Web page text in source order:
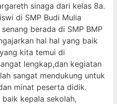
sinaga dari kelas 8a.
di SMP Budi Mulia
berada di SMP BMP
hal hal yang baik
kita temui di
lengkap,dan kegiatan
sangat mendukung untuk
minat peserta didik.
kepala sekolah,